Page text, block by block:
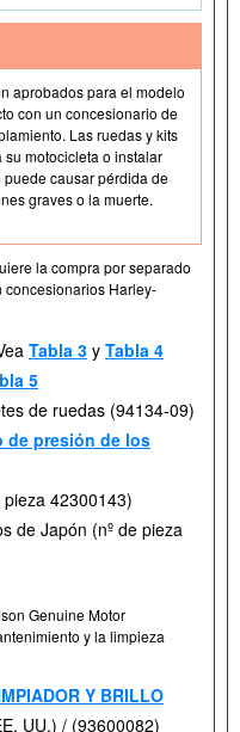
aprobados para el modelo
con un concesionario de
Las ruedas y kits
motocicleta o instalar
causar pérdida de
graves o la muerte.
la compra por separado
Harley-
Tabla 3 y Tabla 4
5
de ruedas (94134-09)
de presión de los
42300143)
de Japón (nº de pieza
Genuine Motor
y la limpieza
Y BRILLO
UU.) / (93600082)